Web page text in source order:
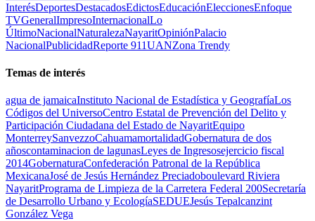
InterésDeportesDestacadosEdictosEducaciónEleccionesEnfoque
TVGeneralImpresoInternacionalLo
ÚltimoNacionalNaturalezaNayaritOpiniónPalacio
NacionalPublicidadReporte 911UANZona Trendy
Temas de interés
agua de jamaicaInstituto Nacional de Estadística y GeografíaLos
Códigos del UniversoCentro Estatal de Prevención del Delito y
Participación Ciudadana del Estado de NayaritEquipo
MonterreySanvezzoCahuamamortalidadGobernatura de dos
añoscontaminacion de lagunasLeyes de Ingresosejercicio fiscal
2014GobernaturaConfederación Patronal de la República
MexicanaJosé de Jesús Hernández Preciadoboulevard Riviera
NayaritPrograma de Limpieza de la Carretera Federal 200Secretaría
de Desarrollo Urbano y EcologíaSEDUEJesús Tepalcanzint
González Vega